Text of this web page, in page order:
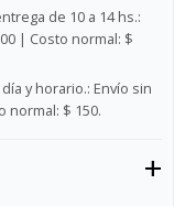
de 10 a 14 hs.:
| Costo normal: $
y horario.: Envío sin
normal: $ 150.